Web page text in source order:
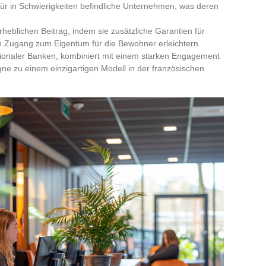
in Schwierigkeiten befindliche Unternehmen, was deren
Beitrag, indem sie zusätzliche Garantien für
zum Eigentum für die Bewohner erleichtern.
Banken, kombiniert mit einem starken Engagement
zu einem einzigartigen Modell in der französischen